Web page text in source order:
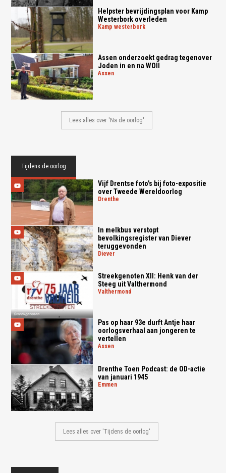
Helpster bevrijdingsplan voor Kamp
Westerbork overleden
kamp westerbork
Assen onderzoekt gedrag tegenover
Joden in en na WOII
assen
Lees alles over 'Na de oorlog'
Tijdens de oorlog
Vijf Drentse foto's bij foto-expositie
over Tweede Wereldoorlog
drenthe
In melkbus verstopt
bevolkingsregister van Diever
teruggevonden
diever
Streekgenoten XII: Henk van der
Steeg uit Valthermond
valthermond
Pas op haar 93e durft Antje haar
oorlogsverhaal aan jongeren te
vertellen
assen
Drenthe Toen Podcast: de OD-actie
van januari 1945
emmen
Lees alles over 'Tijdens de oorlog'